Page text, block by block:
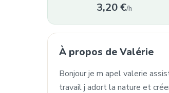
3,20 €/h
À propos de Valérie
Bonjour je m apel valerie
travail j adort la nature et